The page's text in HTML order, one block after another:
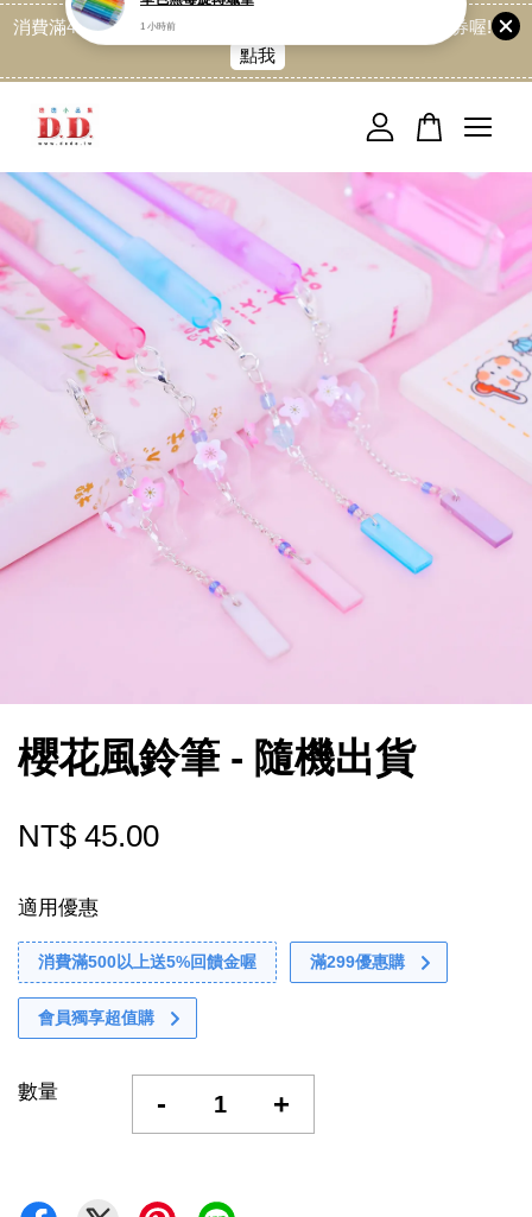
消費滿499免運喔, 記得加LINE:@dede168 領取專屬折扣券喔!
點我
櫻花風鈴筆 - 隨機出貨
NT$ 45.00
適用優惠
消費滿500以上送5%回饋金喔 滿299優惠購
會員獨享超值購
數量 - +
您的購物車目前還是空的。